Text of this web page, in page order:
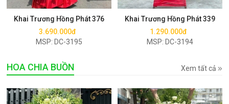
Khai Trương Hồng Phát 376
3.690.000đ
MSP: DC-3195
Khai Trương Hồng Phát 339
1.290.000đ
MSP: DC-3194
HOA CHIA BUỒN Xem tất cả